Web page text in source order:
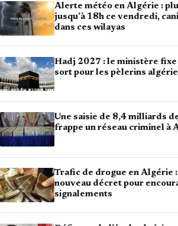
Alerte météo en Algérie :
jusqu’à 18h ce vendredi,
dans ces wilayas
Hadj 2027 : le ministère fixe
sort pour les pèlerins
Une saisie de 8,4 milliards
frappe un réseau criminel à
Trafic de drogue en Algérie
nouveau décret pour
signalements